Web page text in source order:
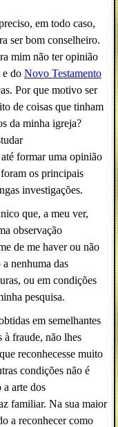
em todo caso,
ser bom conselheiro.
mim não ter opinião
e do Novo Testamento
Por que motivo ser
de coisas que tinham
da minha igreja?
formar uma opinião
os principais
investigações.
que, a meu ver,
observação
de me haver ou não
nenhuma das
ou em condições
pesquisa.
em semelhantes
à fraude, não lhes
reconhecesse muito
condições não é
arte dos
familiar. Na sua maior
a reconhecer como